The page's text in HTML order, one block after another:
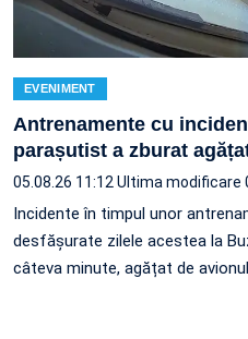
EVENIMENT
Antrenamente cu
parașutist a zburat
05.08.26 11:12 Ultima modificare
Incidente în timpul unor
desfășurate zilele acestea la
câteva minute, agățat de avionul